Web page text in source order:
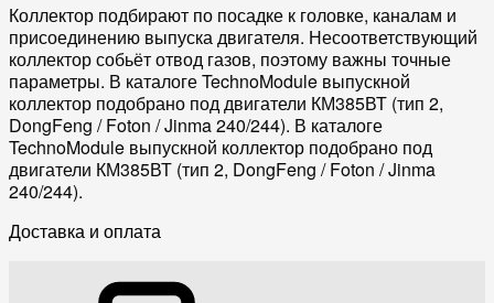
Коллектор подбирают по посадке к головке, каналам и
присоединению выпуска двигателя. Несоответствующий
коллектор собьёт отвод газов, поэтому важны точные
параметры. В каталоге TechnoModule выпускной
коллектор подобрано под двигатели КМ385ВТ (тип 2,
DongFeng / Foton / Jinma 240/244). В каталоге
TechnoModule выпускной коллектор подобрано под
двигатели КМ385ВТ (тип 2, DongFeng / Foton / Jinma
240/244).
Доставка и оплата